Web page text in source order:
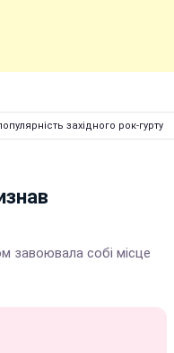
західного рок-гурту
завоювала собі місце